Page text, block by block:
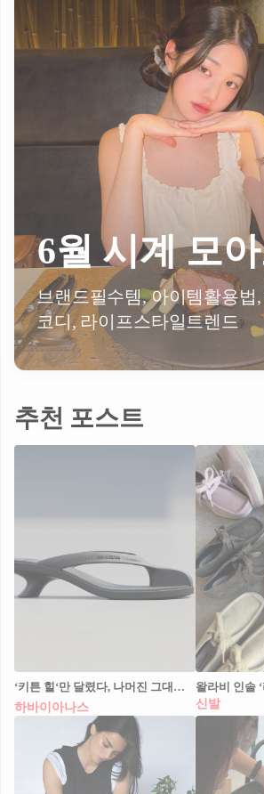
6월 시계 모
브랜드필수템, 아이템활용법
코디, 라이프스타일트렌드
추천 포스트
‘키튼 힐‘만 달렸다, 나머진 그대로👠
하바이아나스
신발